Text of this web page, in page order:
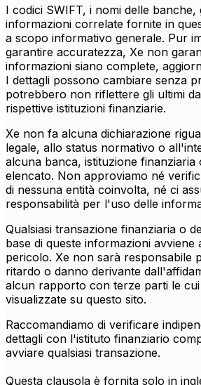
I codici SWIFT, i nomi delle banche,
informazioni correlate fornite in
a scopo informativo generale. Pur
garantire accuratezza, Xe non
informazioni siano complete,
I dettagli possono cambiare senza
potrebbero non riflettere gli ultimi
rispettive istituzioni finanziarie.
Xe non fa alcuna dichiarazione
legale, allo status normativo o
alcuna banca, istituzione finanziaria
elencato. Non approviamo né
di nessuna entità coinvolta, né ci
responsabilità per l'uso delle
Qualsiasi transazione finanziaria o
base di queste informazioni avviene
pericolo. Xe non sarà responsabile
ritardo o danno derivante
alcun rapporto con terze parti le
visualizzate su questo sito.
Raccomandiamo di verificare
dettagli con l'istituto finanziario
avviare qualsiasi transazione.
Questa clausola è fornita solo in